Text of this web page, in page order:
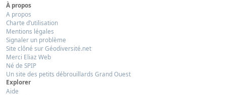
À propos
A propos
Charte d’utilisation
Mentions légales
Signaler un problème
Site clôné sur Géodiversité.net
Merci Eliaz Web
Né de SPIP
Un site des petits débrouillards Grand Ouest
Explorer
Aide